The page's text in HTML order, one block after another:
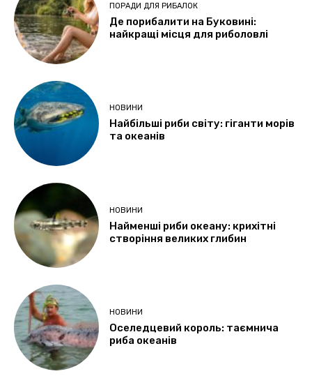
ПОРАДИ ДЛЯ РИБАЛОК
Де порибалити на Буковині:
найкращі місця для риболовлі
НОВИНИ
Найбільші риби світу: гіганти морів
та океанів
НОВИНИ
Найменші риби океану: крихітні
створіння великих глибин
НОВИНИ
Оселедцевий король: таємнича
риба океанів